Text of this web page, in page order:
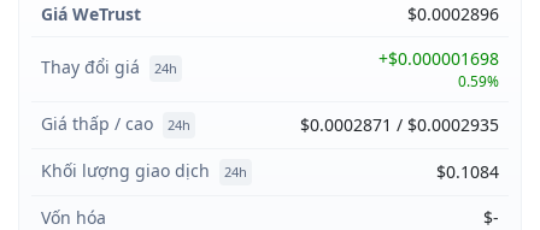
Giá WeTrust $0.0002896
Thay đổi giá 24h +$0.000001698
0.59%
Giá thấp / cao 24h
$0.0002871 / $0.0002935
Khối lượng giao dịch
24h
$0.1084
Vốn hóa
$-